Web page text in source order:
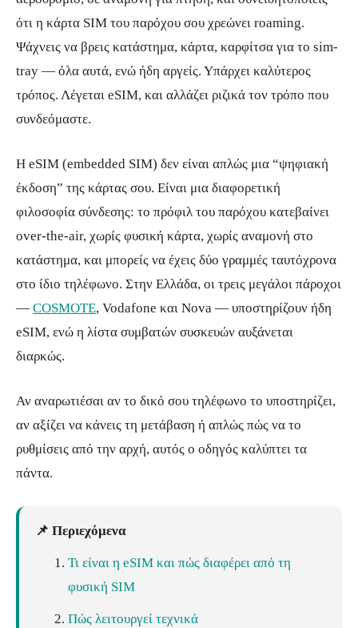
ότι η κάρτα SIM του παρόχου σου χρεώνει roaming.
Ψάχνεις να βρεις κατάστημα, κάρτα, καρφίτσα για το sim-
tray — όλα αυτά, ενώ ήδη αργείς. Υπάρχει καλύτερος
τρόπος. Λέγεται eSIM, και αλλάζει ριζικά τον τρόπο που
συνδεόμαστε.
Η eSIM (embedded SIM) δεν είναι απλώς μια “ψηφιακή
έκδοση” της κάρτας σου. Είναι μια διαφορετική
φιλοσοφία σύνδεσης: το πρόφιλ του παρόχου κατεβαίνει
over-the-air, χωρίς φυσική κάρτα, χωρίς αναμονή στο
κατάστημα, και μπορείς να έχεις δύο γραμμές ταυτόχρονα
στο ίδιο τηλέφωνο. Στην Ελλάδα, οι τρεις μεγάλοι πάροχοι
— COSMOTE, Vodafone και Nova — υποστηρίζουν ήδη
eSIM, ενώ η λίστα συμβατών συσκευών αυξάνεται
διαρκώς.
Αν αναρωτιέσαι αν το δικό σου τηλέφωνο το υποστηρίζει,
αν αξίζει να κάνεις τη μετάβαση ή απλώς πώς να το
ρυθμίσεις από την αρχή, αυτός ο οδηγός καλύπτει τα
πάντα.
📌 Περιεχόμενα
Τι είναι η eSIM και πώς διαφέρει από τη
φυσική SIM
Πώς λειτουργεί τεχνικά